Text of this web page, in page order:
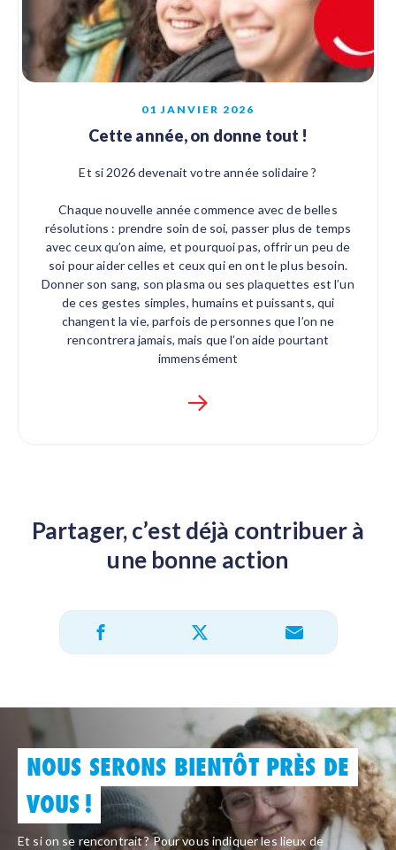
01 JANVIER 2026
Cette année, on donne tout !
Et si 2026 devenait votre année solidaire ?
Chaque nouvelle année commence avec de belles
résolutions : prendre soin de soi, passer plus de temps
avec ceux qu’on aime, et pourquoi pas, offrir un peu de
soi pour aider celles et ceux qui en ont le plus besoin.
Donner son sang, son plasma ou ses plaquettes est l’un
de ces gestes simples, humains et puissants, qui
changent la vie, parfois de personnes que l’on ne
rencontrera jamais, mais que l’on aide pourtant
immensément
PartagerPartager, c’est déjà contribuer à
une bonne action
Partager sur FacebookPartager sur X Partager par e-mail
NOUS SERONS BIENTÔT PRÈS DE
VOUS !
Et si on se rencontrait ? Pour vous indiquer les lieux de